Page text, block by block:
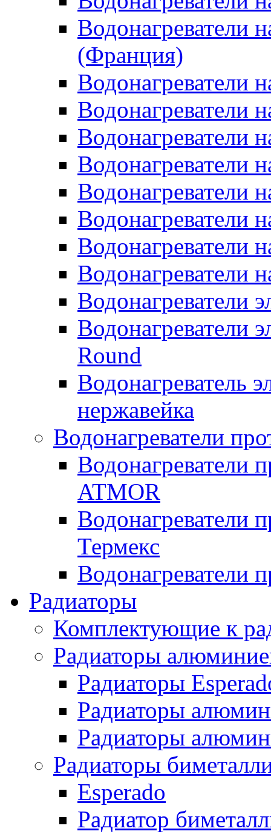
Водонагреватели
(Франция)
Водонагреватели
Водонагреватели
Водонагреватели
Водонагреватели
Водонагреватели
Водонагреватели
Водонагреватели
Водонагреватели
Водонагреватели
Водонагреватели
Round
Водонагреватель
нержавейка
Водонагреватели
Водонагреватели
ATMOR
Водонагреватели
Термекс
Водонагреватели
Радиаторы
Комплектующие к
Радиаторы
Радиаторы
Радиаторы
Радиаторы
Радиаторы
Esperado
Радиатор